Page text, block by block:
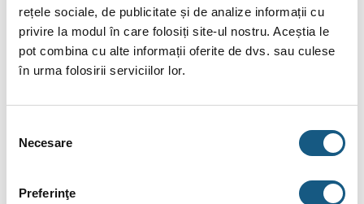
rețele sociale, de publicitate și de analize informații cu
privire la modul în care folosiți site-ul nostru. Aceștia le
pot combina cu alte informații oferite de dvs. sau culese
în urma folosirii serviciilor lor.
consimțământului
Necesare
Preferinţe
Citește toate recenziile.